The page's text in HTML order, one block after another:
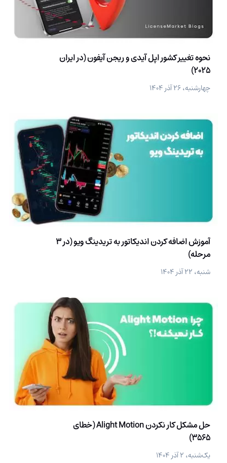
نحوه تغییر کشور اپل آیدی و ریجن آیفون (در ایران
2025)
چهارشنبه، ۲۶ آذر ۱۴۰۴
آموزش اضافه کردن اندیکاتور به تریدینگ ویو (در 3
مرحله)
شنبه، ۲۲ آذر ۱۴۰۴
حل مشکل کار نکردن Alight Motion (خطای
3565)
یک‌شنبه، ۲ آذر ۱۴۰۴